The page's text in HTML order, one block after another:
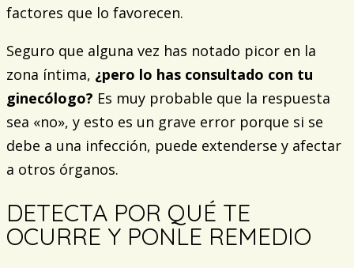
factores que lo favorecen.
Seguro que alguna vez has notado picor en la
zona íntima, ¿pero lo has consultado con tu
ginecólogo? Es muy probable que la respuesta
sea «no», y esto es un grave error porque si se
debe a una infección, puede extenderse y afectar
a otros órganos.
DETECTA POR QUÉ TE
OCURRE Y PONLE REMEDIO